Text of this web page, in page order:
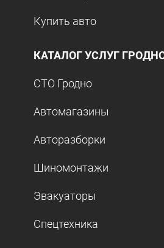
Купить авто
КАТАЛОГ УСЛУГ
СТО Гродно
Автомагазины
Авторазборки
Шиномонтажи
Эвакуаторы
Спецтехника